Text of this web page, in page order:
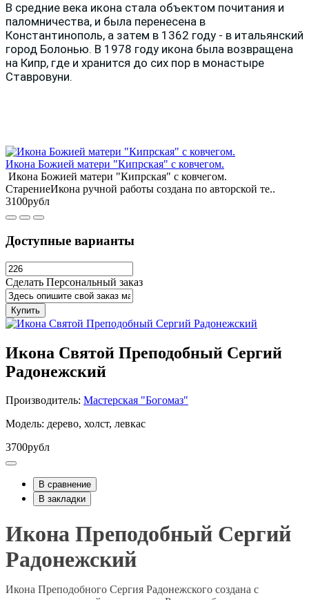
В средние века икона стала объектом почитания и
паломничества, и была перенесена в
Константинополь, а затем в 1362 году - в итальянский
город Болонью. В 1978 году икона была возвращена
на Кипр, где и хранится до сих пор в монастыре
Ставровуни.
Икона Божией матери "Кипрская" с ковчегом.
Икона Божией матери "Кипрская" с ковчегом.
СтарениеИкона ручной работы создана по авторской те..
3100рубл
Доступные варианты
Сделать Персональный заказ
Купить
Икона Святой Преподобный Сергий
Радонежский
Производитель: Мастерская "Богомаз"
Модель: дерево, холст, левкас
3700рубл
В сравнение
В закладки
Икона Преподобный Сергий
Радонежский
Икона Преподобного Сергия Радонежского создана с